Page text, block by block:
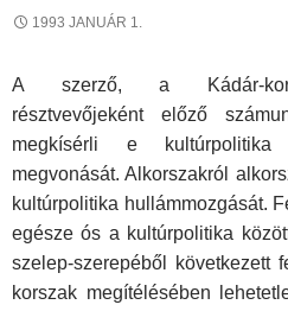
1993 JANUÁR 1.
A szerző, a Kádár-
résztvevőjeként előző
megkísérli e kultúrpolitika
megvonását. Alkorszakról
kultúr­politika hullámmozgását.
egésze ós a kultúr­politika
szelep-szerepéből következett
korszak megítélésében